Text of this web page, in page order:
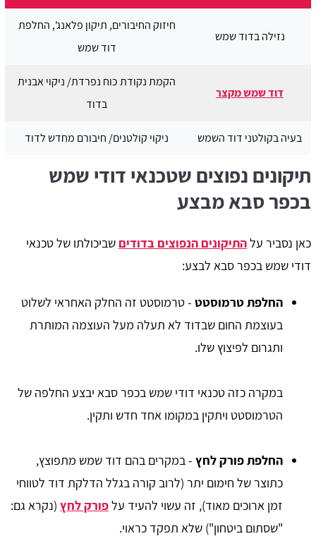
נזילה בדוד שמש
חיזוק החיבורים, תיקון פלאנג', החלפת
דוד שמש
דוד שמש מקצר
הקמת נקודת כוח נפרדת/ ניקוי אבנית
בדוד
בעיה בקולטני דוד השמש ניקוי קולטנים/ חיבורם מחדש לדוד
תיקונים נפוצים שטכנאי דודי שמש
בכפר סבא מבצע
כאן נסביר עלהתיקונים הנפוצים בדודים שביכולתו של טכנאי
דודי שמש בכפר סבא לבצע:
החלפת טרמוסטט - טרמוסטט זה החלק האחראי לשלוט
בעוצמת החום שבדוד לא תעלה מעל העוצמה המותרת
ותגרום לפיצוץ שלו.
במקרה כזה טכנאי דודי שמש בכפר סבא יבצע החלפה של
הטרמוסטט ויתקין במקומו אחד חדש ותקין.
החלפת פורק לחץ - במקרים בהם דוד שמש מתפוצץ,
כתוצר של חימום יתר (לרוב קורה בגלל הדלקת דוד לטווחי
זמן ארוכים מאוד), זה עשוי להעיד עלפורק לחץ (נקרא גם:
"שסתום ביטחון") שלא תפקד כראוי.